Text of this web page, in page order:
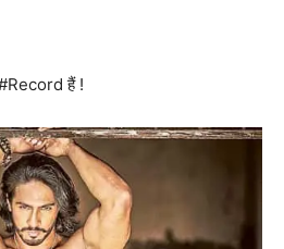
#Record हैं !